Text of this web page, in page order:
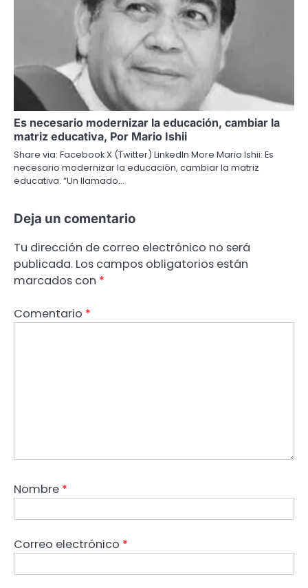
Es necesario modernizar la educación, cambiar la
matriz educativa, Por Mario Ishii
Share via: Facebook X (Twitter) LinkedIn More Mario Ishii: Es
necesario modernizar la educación, cambiar la matriz
educativa. “Un llamado…
Deja un comentario
Tu dirección de correo electrónico no será
publicada. Los campos obligatorios están
marcados con *
Comentario *
Nombre *
Correo electrónico *